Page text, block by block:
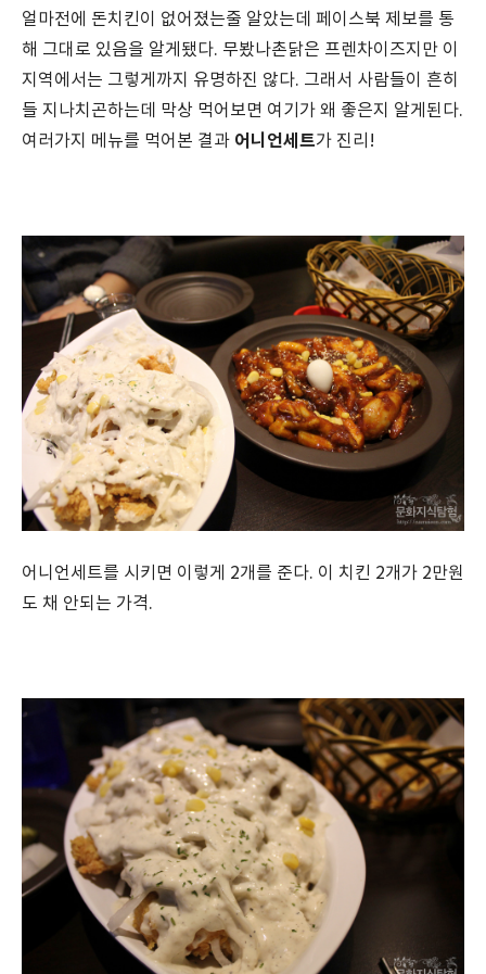
얼마전에 돈치킨이 없어졌는줄 알았는데 페이스북 제보를 통
해 그대로 있음을 알게됐다. 무봤나촌닭은 프렌차이즈지만 이
지역에서는 그렇게까지 유명하진 않다. 그래서 사람들이 흔히
들 지나치곤하는데 막상 먹어보면 여기가 왜 좋은지 알게된다.
여러가지 메뉴를 먹어본 결과 어니언세트가 진리!
어니언세트를 시키면 이렇게 2개를 준다. 이 치킨 2개가 2만원
도 채 안되는 가격.